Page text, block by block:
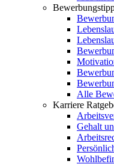
Alle
Karriere
Gehalt